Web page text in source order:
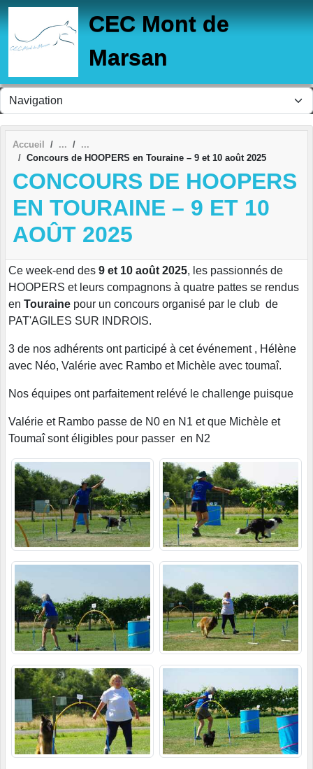
CEC Mont de
Marsan
Accueil
Concours de HOOPERS en Touraine – 9 et 10 août 2025
CONCOURS DE HOOPERS
EN TOURAINE – 9 ET 10
AOÛT 2025
Ce week-end des 9 et 10 août 2025, les passionnés de
HOOPERS et leurs compagnons à quatre pattes se rendus
en Touraine pour un concours organisé par le club de
PAT'AGILES SUR INDROIS.
3 de nos adhérents ont participé à cet événement , Hélène
avec Néo, Valérie avec Rambo et Michèle avec toumaî.
Nos équipes ont parfaitement relévé le challenge puisque
Valérie et Rambo passe de N0 en N1 et que Michèle et
Toumaî sont éligibles pour passer en N2
Panneau de gestion des cookies